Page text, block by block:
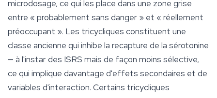
microdosage, ce qui les place dans une zone grise
entre « probablement sans danger » et « réellement
préoccupant ». Les tricycliques constituent une
classe ancienne qui inhibe la recapture de la sérotonine
— à l'instar des ISRS mais de façon moins sélective,
ce qui implique davantage d'effets secondaires et de
variables d'interaction. Certains tricycliques